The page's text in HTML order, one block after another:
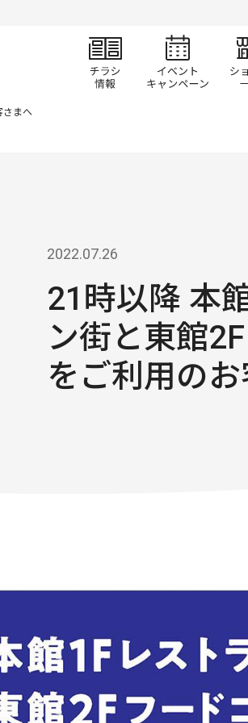
チラシ情報 イ
さまへ
2022.07.26
21時以降 本
ン街と東館
をご利用の